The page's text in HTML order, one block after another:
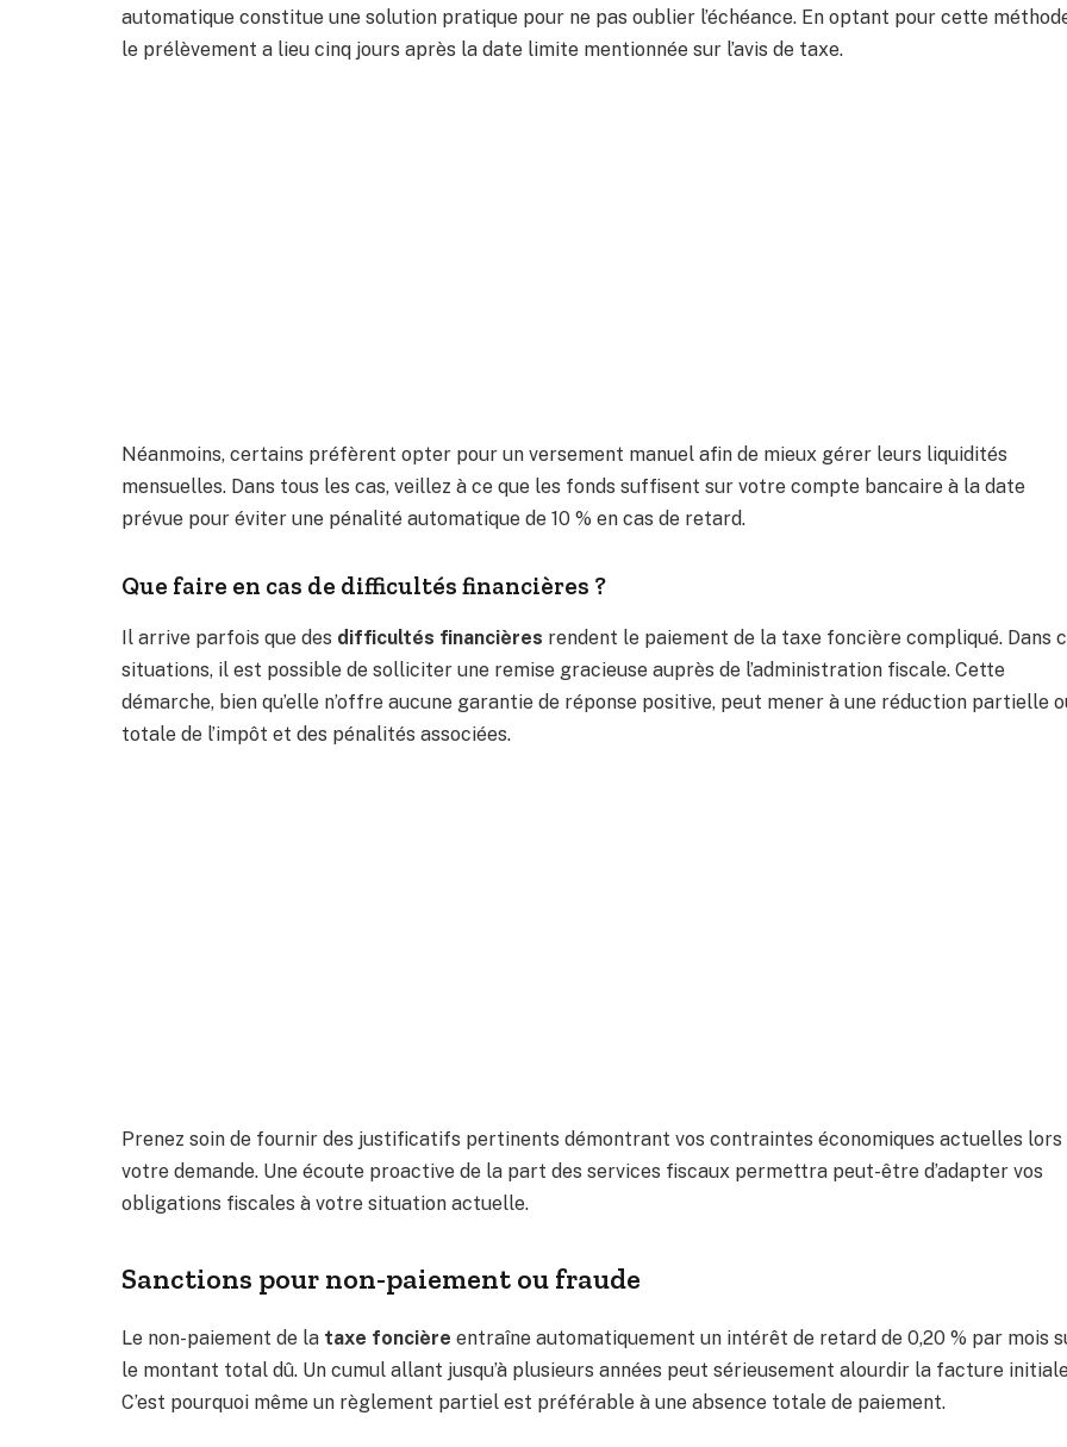
automatique constitue une solution pratique pour ne pas oublier l’échéance. En optant pour cette
le prélèvement a lieu cinq jours après la date limite mentionnée sur l’avis de taxe.
Néanmoins, certains préfèrent opter pour un versement manuel afin de mieux gérer leurs liquidités
mensuelles. Dans tous les cas, veillez à ce que les fonds suffisent sur votre compte bancaire à la date
prévue pour éviter une pénalité automatique de 10 % en cas de retard.
Que faire en cas de difficultés financières ?
Il arrive parfois que des difficultés financières rendent le paiement de la taxe foncière compliqué. Dans
situations, il est possible de solliciter une remise gracieuse auprès de l’administration fiscale. Cette
démarche, bien qu’elle n’offre aucune garantie de réponse positive, peut mener à une réduction partielle
totale de l’impôt et des pénalités associées.
Prenez soin de fournir des justificatifs pertinents démontrant vos contraintes économiques actuelles lors
votre demande. Une écoute proactive de la part des services fiscaux permettra peut-être d’adapter vos
obligations fiscales à votre situation actuelle.
Sanctions pour non-paiement ou fraude
Le non-paiement de la taxe foncière entraîne automatiquement un intérêt de retard de 0,20 % par mois
le montant total dû. Un cumul allant jusqu’à plusieurs années peut sérieusement alourdir la facture
C’est pourquoi même un règlement partiel est préférable à une absence totale de paiement.